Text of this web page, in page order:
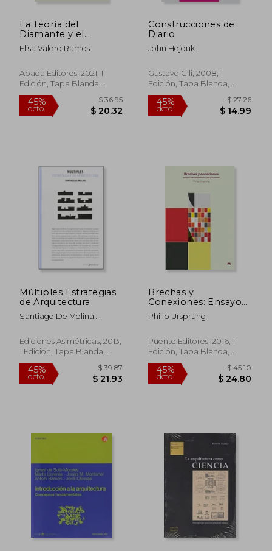
$ 14.43
La Teoría del
Diamante y el
Proyecto de
Arquitectura
Arquitecto)
Elisa Valero Ramos
Abada Editores, 2021, 1
Edición, Tapa Blanda,
Nuevo
45%
dcto. $ 20.32
Construcciones de
Diario
John Hejduk
Gustavo Gili, 2008, 1
Edición, Tapa Blanda,
Nuevo
45%
dcto. $
Múltiples Estrategias
de Arquitectura
Santiago De Molina
Ediciones Asimétricas, 2013,
1 Edición, Tapa Blanda,
Nuevo
Brechas y
Conexiones: Ensayos
Sobre Arquitectura,
Arte y Economía
Philip Ursprung
Puente Editores, 2016, 1
Edición, Tapa Blanda,
Nuevo